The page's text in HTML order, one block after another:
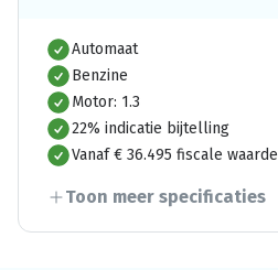
Automaat
Benzine
Motor: 1.3
22% indicatie bijtelling
Vanaf € 36.495 fiscale waarde
Toon meer specificaties